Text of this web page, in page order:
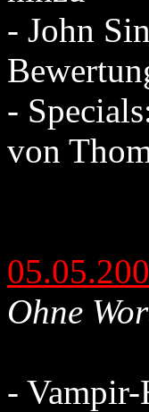
- John
-
von
Ohne
-